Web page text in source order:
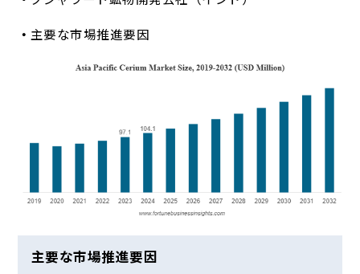
主要な市場推進要因
主要な市場推進要因